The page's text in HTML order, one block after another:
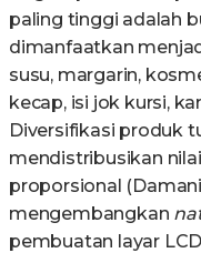
paling tinggi adalah
dimanfaatkan
susu, margarin,
kecap, isi jok kursi,
Diversifikasi produk
mendistribusikan
proporsional
mengembangkan
pembuatan layar